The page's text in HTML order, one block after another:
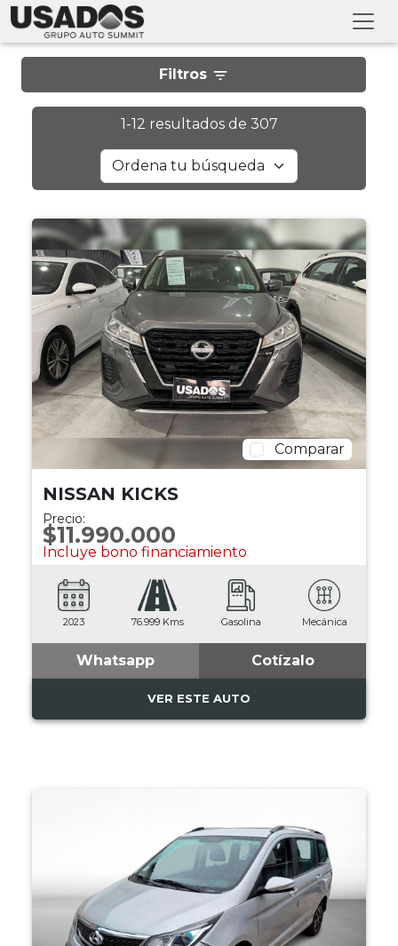
Filtros
1-12 resultados de 307
Comparar
NISSAN KICKS
Precio:
$11.990.000
Incluye bono financiamiento
2023 76.999 Kms Gasolina Mecánica
Whatsapp Cotízalo
VER ESTE AUTO